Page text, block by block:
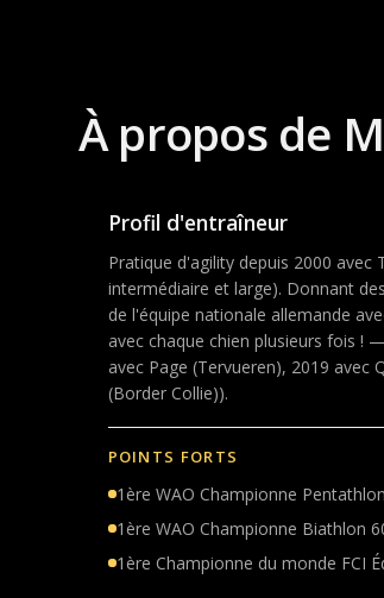
À propos de
Profil d'entraîneur
Pratique d'agility depuis 2000 avec
intermédiaire et large). Donnant
de l'équipe nationale allemande
avec chaque chien plusieurs fois !
avec Page (Tervueren), 2019 avec
(Border Collie)).
POINTS FORTS
1ère WAO Championne
1ère WAO Championne Biathlon
1ère Championne du monde FCI